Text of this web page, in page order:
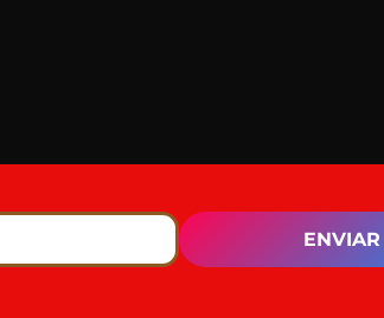
ENVIAR